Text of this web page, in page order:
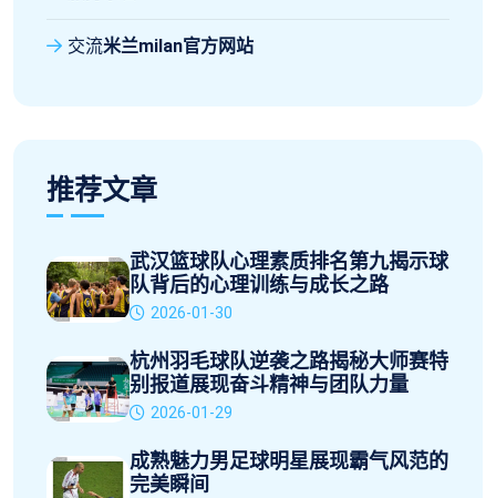
交流米兰milan官方网站
推荐文章
武汉篮球队心理素质排名第九揭示球
队背后的心理训练与成长之路
2026-01-30
杭州羽毛球队逆袭之路揭秘大师赛特
别报道展现奋斗精神与团队力量
2026-01-29
成熟魅力男足球明星展现霸气风范的
完美瞬间